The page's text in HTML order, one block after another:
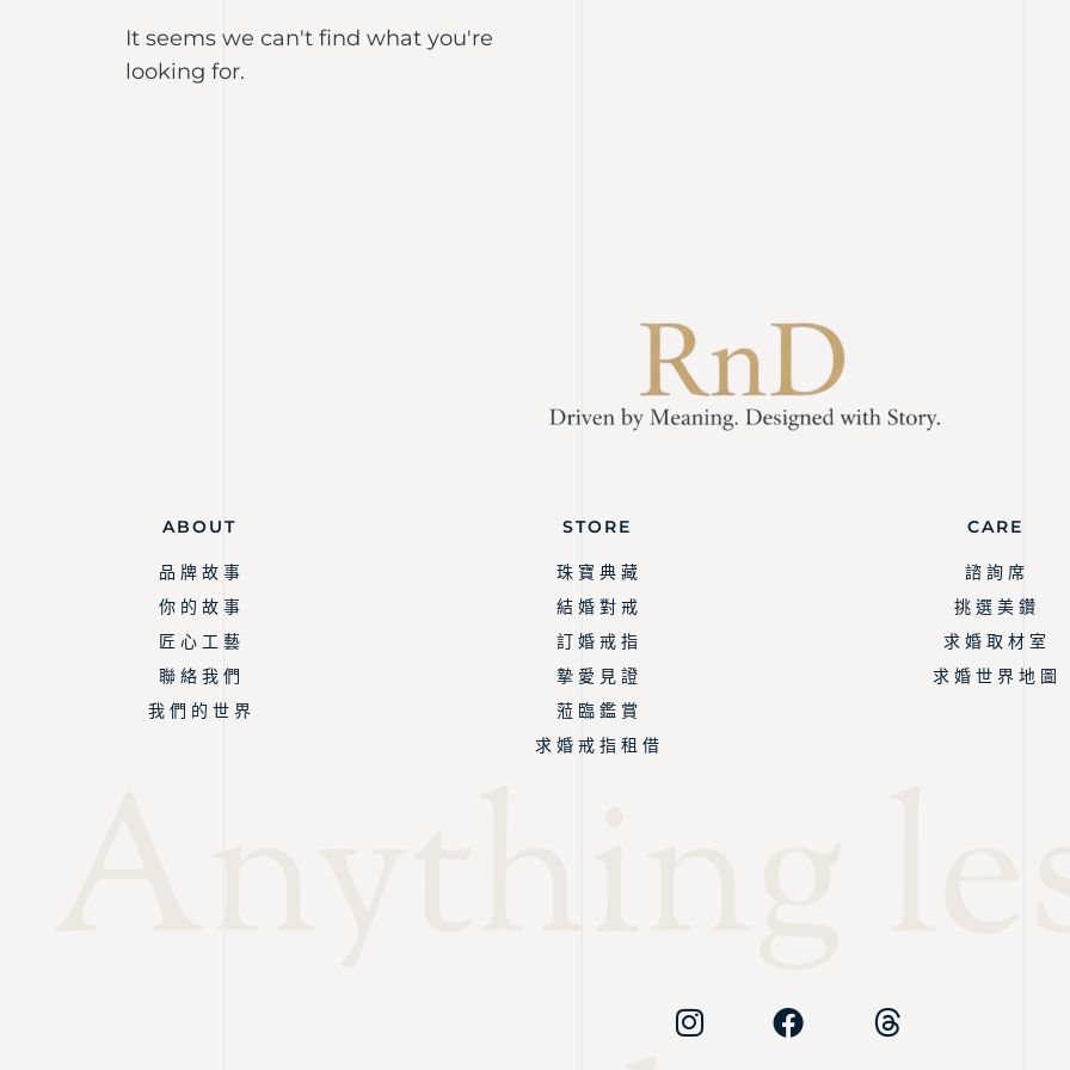
It seems we can't find what you're
looking for.
ABOUT
品 牌 故 事
你 的 故 事
匠 心 工 藝
聯 絡 我 們
我 們 的 世 界
STORE
珠 寶 典 藏
結 婚 對 戒
訂 婚 戒 指
摯 愛 見 證
蒞 臨 鑑 賞
求 婚 戒 指 租 借
CARE
諮 詢 席
挑 選 美 鑽
求 婚 取 材 室
求 婚 世 界 地 圖